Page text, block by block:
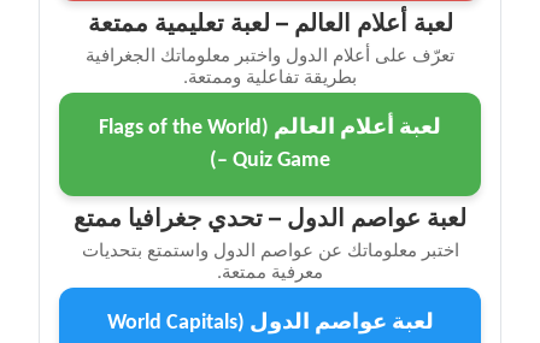
لعبة أعلام العالم – لعبة تعليمية ممتعة
تعرّف على أعلام الدول واختبر معلوماتك الجغرافية
بطريقة تفاعلية وممتعة.
لعبة أعلام العالم (Flags of the World
– Quiz Game)
لعبة عواصم الدول – تحدي جغرافيا ممتع
اختبر معلوماتك عن عواصم الدول واستمتع بتحديات
معرفية ممتعة.
لعبة عواصم الدول (World Capitals